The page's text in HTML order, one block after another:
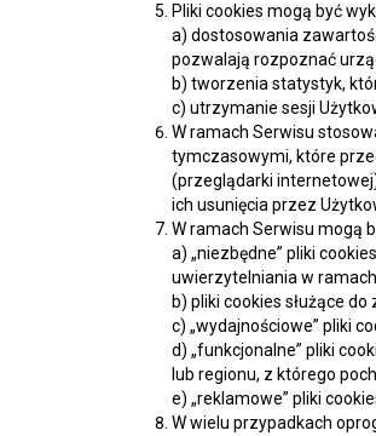
Pliki cookies mogą być
a) dostosowania
pozwalają rozpoznać
b) tworzenia statystyk,
c) utrzymanie sesji
W ramach Serwisu
tymczasowymi, które
(przeglądarki
ich usunięcia przez
W ramach Serwisu mogą
a) „niezbędne” pliki
uwierzytelniania w
b) pliki cookies służące
c) „wydajnościowe” pliki
d) „funkcjonalne” pliki
lub regionu, z którego
e) „reklamowe” pliki
W wielu przypadkach